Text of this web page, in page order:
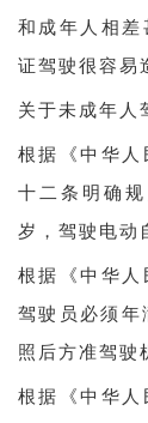
和成年人相差
证驾驶很容易
关于未成年人
根据《中华人
十二条明确
岁，驾驶电动
根据《中华人
驾驶员必须年
照后方准驾驶
根据《中华人